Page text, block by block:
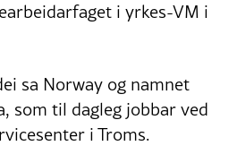
i yrkes-VM i
sa Norway og namnet
som til dagleg jobbar ved
i Troms.